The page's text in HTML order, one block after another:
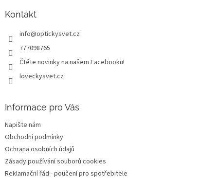
Kontakt
info@optickysvet.cz
777098765
Čtěte novinky na našem Facebooku!
loveckysvet.cz
Informace pro Vás
Napište nám
Obchodní podmínky
Ochrana osobních údajů
Zásady používání souborů cookies
Reklamační řád - poučení pro spotřebitele